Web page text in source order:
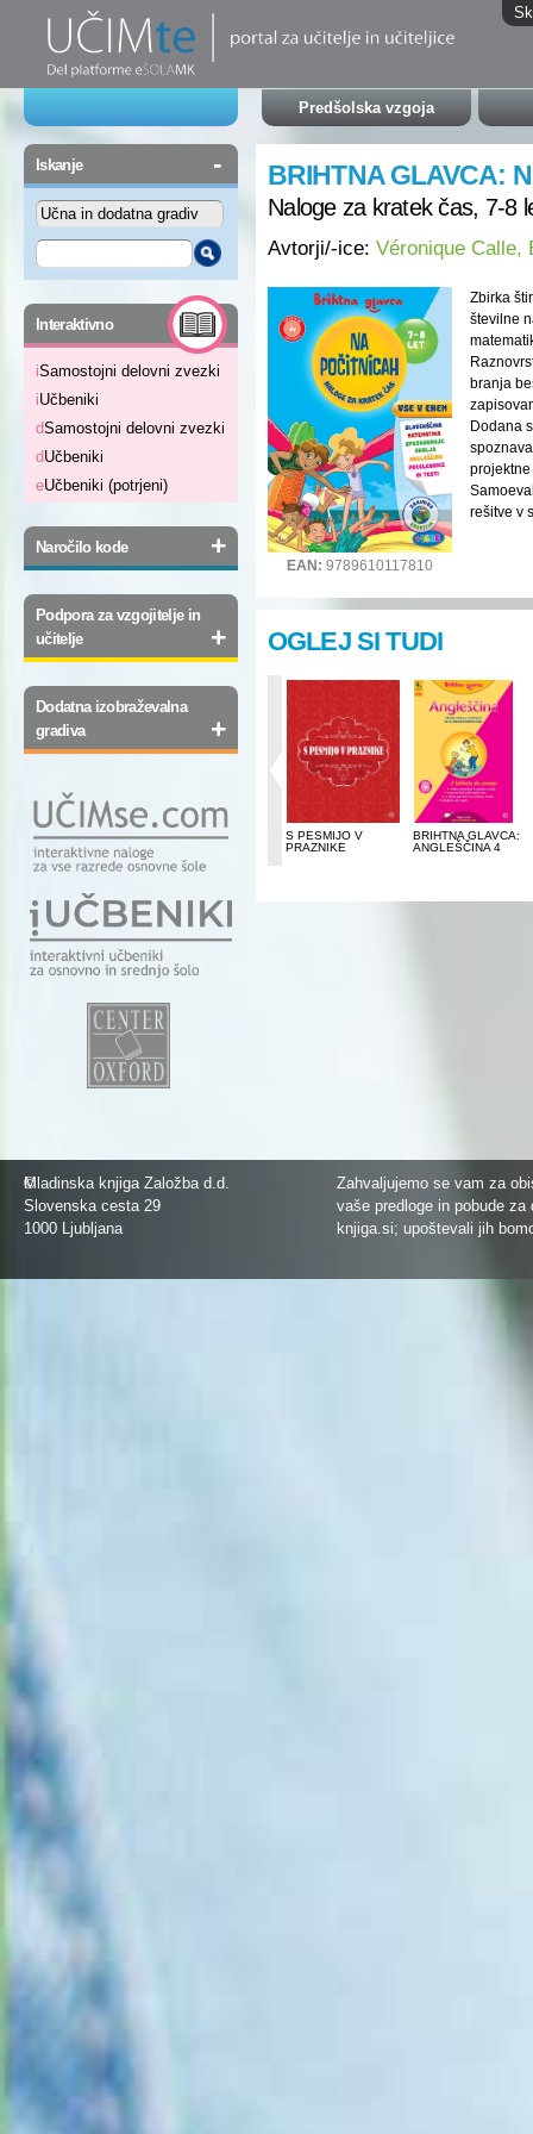
Predšolska vzgoja
Iskanje -
Interaktivno -
iSamostojni delovni zvezki
iUčbeniki
dSamostojni delovni zvezki
dUčbeniki
eUčbeniki (potrjeni)
Naročilo kode +
Podpora za vzgojitelje in
učitelje
+
Dodatna izobraževalna
gradiva
+
BRIHTNA GLAVCA:
Naloge za kratek čas, 7-8
Avtorji/-ice: Véronique Calle,
EAN: 9789610117810
Zbirka
številne
branja
Dodana
rešitve v
OGLEJ SI TUDI
SLOVENŠČINA, S
SLIKANICO NA
RAMI, 3. DEL
ŠTIRI GRIMMOVE
S PESMIJO V
PRAZNIKE
BRIHTNA GLAVCA:
ANGLEŠČINA 4
©
Mladinska knjiga Založba d.d.
Slovenska cesta 29
1000 Ljubljana
Zahvaljujemo se vam za
vaše predloge in pobude
knjiga.si; upoštevali jih